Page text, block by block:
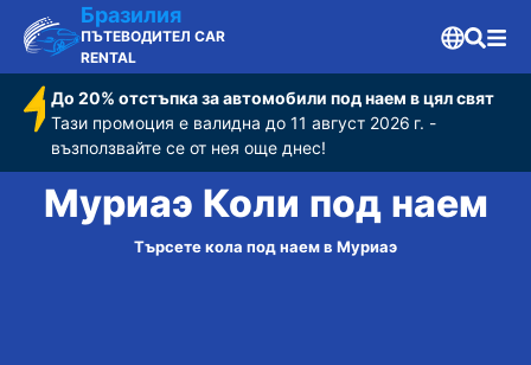
Бразилия
ПЪТЕВОДИТЕЛ CAR
RENTAL
До 20% отстъпка за автомобили под наем в цял свят
Тази промоция е валидна до 11 август 2026 г. -
възползвайте се от нея още днес!
Муриаэ Коли под наем
Търсете кола под наем в Муриаэ